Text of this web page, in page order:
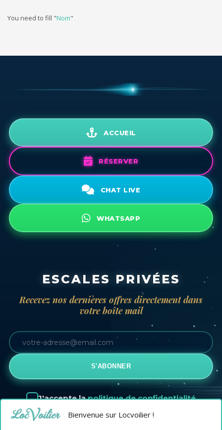
Bienvenue sur Locvoilier !
You need to fill "Nom"
ACCUEIL
RÉSERVER
CHAT LIVE
WHATSAPP
ESCALES PRIVÉES
Recevez nos dernières offres directement dans
votre boîte mail
S'ABONNER
J'accepte lapolitique de confidentialité